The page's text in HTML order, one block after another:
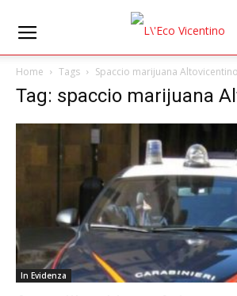
Home Tags Spaccio marijuana Altovicentino
Tag: spaccio marijuana
In Evidenza